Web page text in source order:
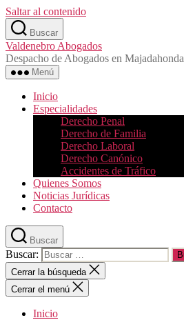
Saltar al contenido
Buscar
Valdenebro Abogados
Despacho de Abogados en Majadahonda
Menú
Inicio
Especialidades
Derecho Penal
Derecho de Familia
Derecho Laboral
Derecho Canónico
Accidentes de Tráfico
Quienes Somos
Noticias Jurídicas
Contacto
Buscar
Buscar:
Cerrar la búsqueda
Cerrar el menú
Inicio